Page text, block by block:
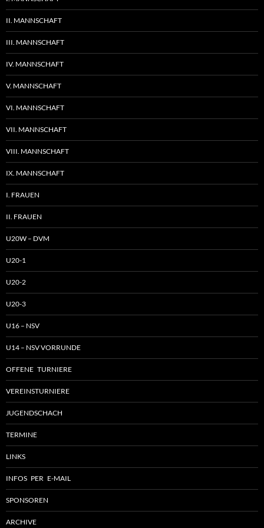
II. MANNSCHAFT
III. MANNSCHAFT
IV. MANNSCHAFT
V. MANNSCHAFT
VI. MANNSCHAFT
VII. MANNSCHAFT
VIII. MANNSCHAFT
IX. MANNSCHAFT
I. FRAUEN
II. FRAUEN
U20W – DVM
U20-1
U20-2
U20-3
U16 – NSV
U14 – NSV VORRUNDE
OFFENE TURNIERE
VEREINSTURNIERE
JUGENDSCHACH
TERMINE
LINKS
INFOS PER E-MAIL
SPONSOREN
ARCHIVE